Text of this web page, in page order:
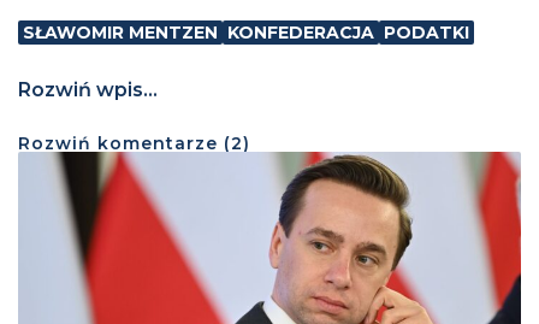
SŁAWOMIR MENTZEN KONFEDERACJA PODATKI
Rozwiń wpis...
Rozwiń komentarze (2)